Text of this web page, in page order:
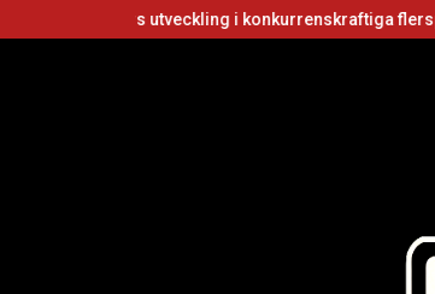
utveckling i konkurrenskraftiga flerspelarvideospel